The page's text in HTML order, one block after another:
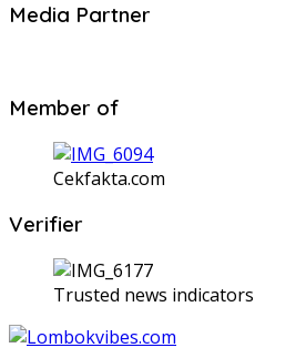
Media Partner
Member of
Cekfakta.com
Verifier
Trusted news indicators